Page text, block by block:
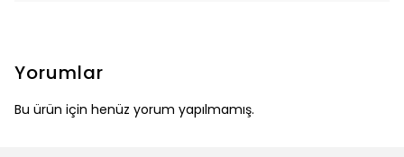
Yorumlar
Bu ürün için henüz yorum yapılmamış.